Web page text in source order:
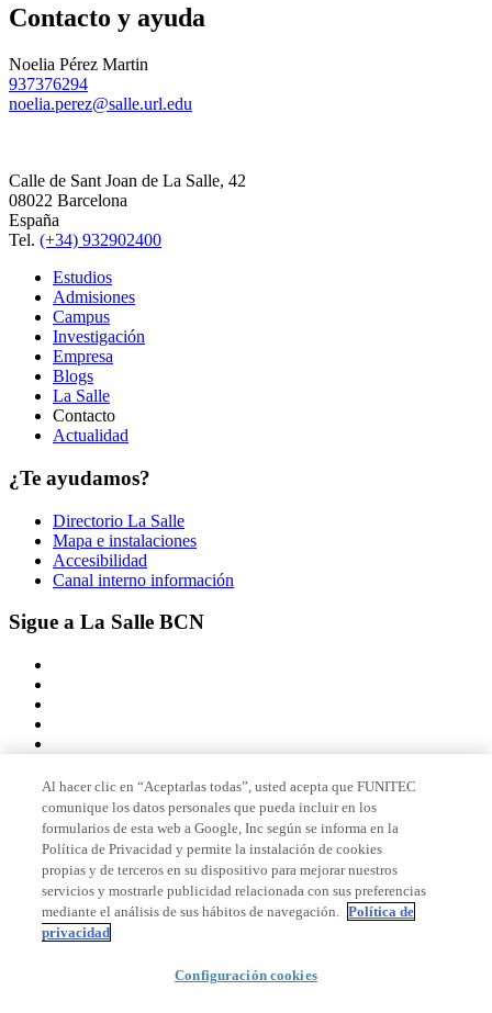
Contacto y ayuda
Noelia Pérez Martin
937376294
noelia.perez@salle.url.edu
Calle de Sant Joan de La Salle, 42
08022 Barcelona
España
Tel. (+34) 932902400
Estudios
Admisiones
Campus
Investigación
Empresa
Blogs
La Salle
Contacto
Actualidad
¿Te ayudamos?
Directorio La Salle
Mapa e instalaciones
Accesibilidad
Canal interno información
Sigue a La Salle BCN
Miembro de
Acreditaciones
© 2026 La Salle Campus Barcelona - URL |
Al hacer clic en “Aceptarlas todas”, usted acepta que FUNITEC
comunique los datos personales que pueda incluir en los
formularios de esta web a Google, Inc según se informa en la
Política de Privacidad y permite la instalación de cookies
propias y de terceros en su dispositivo para mejorar nuestros
servicios y mostrarle publicidad relacionada con sus preferencias
mediante el análisis de sus hábitos de navegación. Política de
privacidad
Configuración cookies